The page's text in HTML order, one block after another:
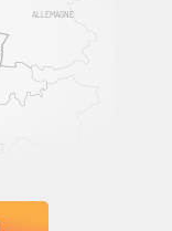
ALLEMAGNE